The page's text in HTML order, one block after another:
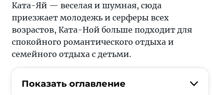
Ката-Яй — веселая и шумная, сюда
приезжает молодежь и серферы всех
возрастов, Ката-Ной больше подходит для
спокойного романтического отдыха и
семейного отдыха с детьми.
Показать оглавление